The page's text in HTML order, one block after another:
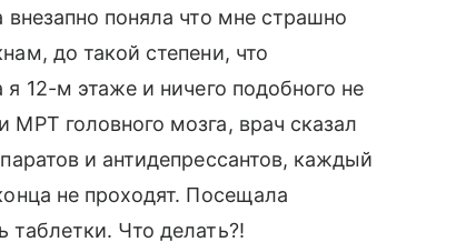
поняла что мне страшно
до такой степени, что
12-м этаже и ничего подобного не
головного мозга, врач сказал
и антидепрессантов, каждый
не проходят. Посещала
таблетки. Что делать?!